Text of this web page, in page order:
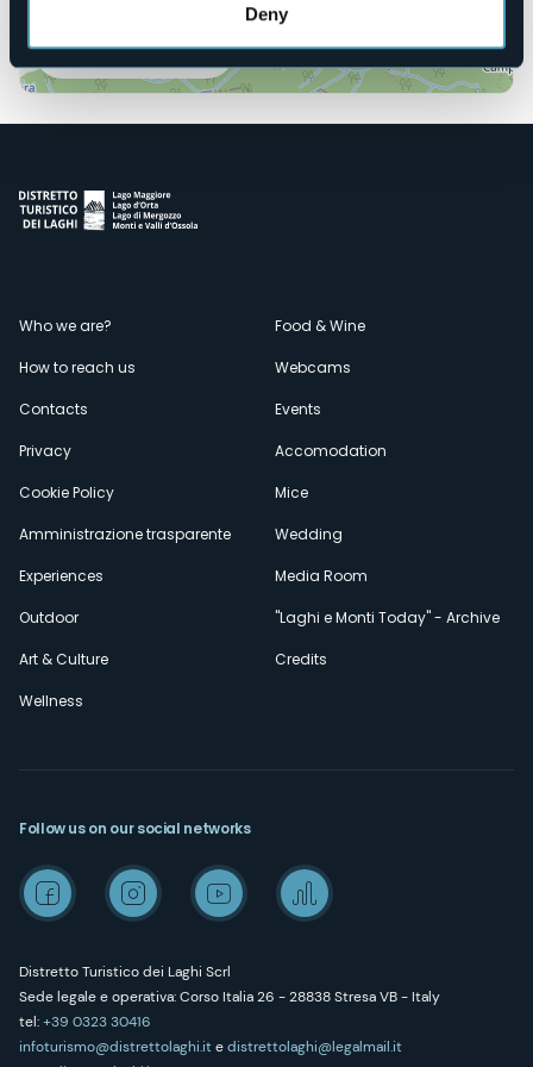
Deny
Open the map
Menù
secondario
Who we are?
How to reach us
Contacts
Privacy
Cookie Policy
Amministrazione trasparente
Experiences
Outdoor
Art & Culture
Wellness
Food & Wine
Webcams
Events
Accomodation
Mice
Wedding
Media Room
"Laghi e Monti Today" - Archive
Credits
Distretto Turistico dei Laghi Scrl
Sede legale e operativa: Corso Italia 26 - 28838 Stresa VB - Italy
tel:+39 0323 30416
infoturismo@distrettolaghi.itedistrettolaghi@legalmail.it
Follow us on our social networks